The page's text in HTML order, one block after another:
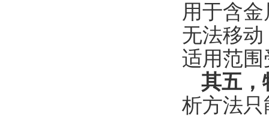
用于含
无法移
适用范
其五，
析方法